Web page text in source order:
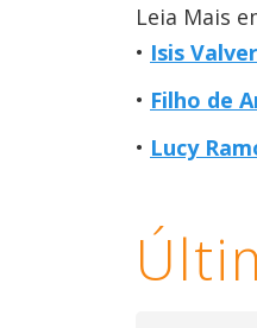
Leia Mais
Isis
Filho de
Lucy